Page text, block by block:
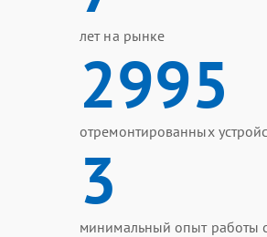
лет на рынке
2995
отремонтированных
3
минимальный опыт работы